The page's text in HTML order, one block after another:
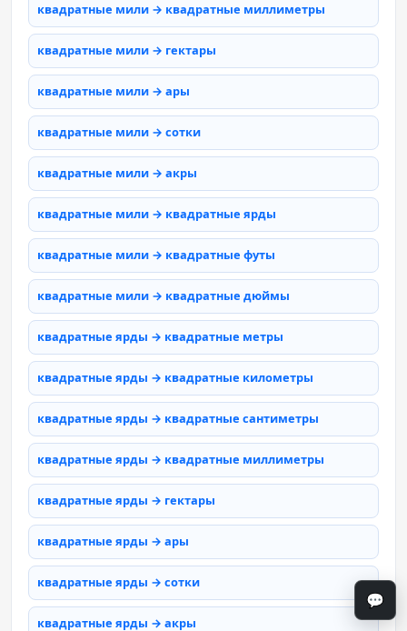
квадратные мили → квадратные миллиметры
квадратные мили → гектары
квадратные мили → ары
квадратные мили → сотки
квадратные мили → акры
квадратные мили → квадратные ярды
квадратные мили → квадратные футы
квадратные мили → квадратные дюймы
квадратные ярды → квадратные метры
квадратные ярды → квадратные километры
квадратные ярды → квадратные сантиметры
квадратные ярды → квадратные миллиметры
квадратные ярды → гектары
квадратные ярды → ары
квадратные ярды → сотки
квадратные ярды → акры
💬